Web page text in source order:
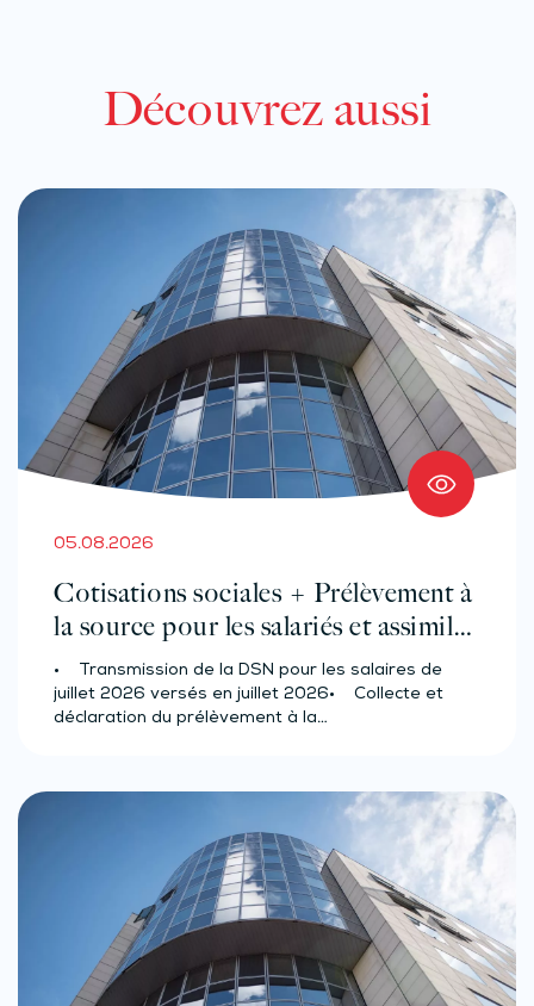
Découvrez aussi
05.08.2026
Cotisations sociales + Prélèvement à
la source pour les salariés et assimilés
(effectif d’au moins 50 salariés)
• Transmission de la DSN pour les salaires de
juillet 2026 versés en juillet 2026• Collecte et
déclaration du prélèvement à la…